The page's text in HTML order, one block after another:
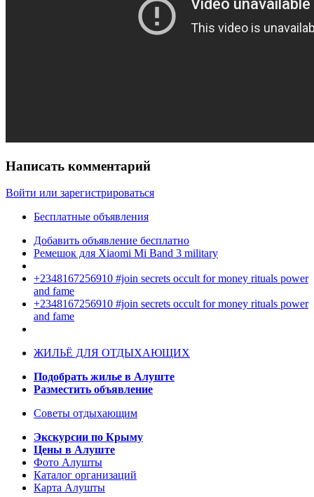
Написать комментарий
Войти или зарегистрироваться
Бесплатные объявления
Добавить объявление бесплатно
Ремешок для Xiaomi Mi Band 3 military
+2348167256910 #join secrets occult for money rituals power
and fame
+2348167256910 #join secrets occult for money rituals power
and fame
ЖИЛЬЁ ДЛЯ ОТДЫХАЮЩИХ
Подобрать жилье в Алуште
Разместить объявление
Советы отдыхающим
Экскурсии по Крыму
Цены в Алуште
Фото Алушты
Каталог организаций
Карта Алушты